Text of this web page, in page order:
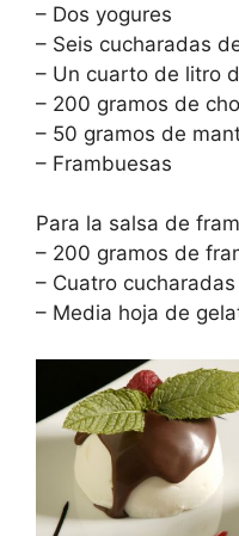
– Dos yogures
– Seis cucharadas
– Un cuarto de litro
– 200 gramos de
– 50 gramos de
– Frambuesas
Para la salsa de
– 200 gramos de
– Cuatro
– Media hoja de